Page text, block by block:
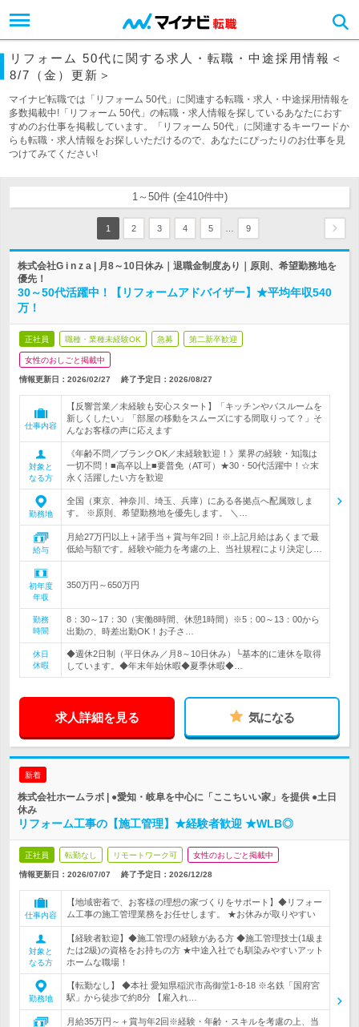
リフォーム 50代に関する求人・転職・中途採用情報＜
8/7（金）更新＞
マイナビ転職では「リフォーム 50代」に関連する転職・求人・中途採用情報を
多数掲載中!「リフォーム 50代」の転職・求人情報を探しているあなたにおす
すめのお仕事を掲載しています。「リフォーム 50代」に関連するキーワードか
らも転職・求人情報をお探しいただけるので、あなたにぴったりのお仕事を見
つけてみてください!
1～50件 (全410件中)
1 2 3 4 5 9
株式会社G i n z a | 月8～10日休み｜退職金制度あり｜原則、希望勤務地を
優先！
30～50代活躍中！【リフォームアドバイザー】★平均年収540
万！
正社員 職種・業種未経験OK 急募 第二新卒歓迎
女性のおしごと掲載中
情報更新日：2026/02/27 終了予定日： 2026/08/27
仕事内容
【反響営業／未経験も安心スタート】「キッチンやバスルームを
新しくしたい」「部屋の移動をスムーズにする間取りって？」そ
んなお客様の声に応えます
対象と
なる方
《年齢不問／ブランクOK／未経験歓迎！》業界の経験・知識は
一切不問！■高卒以上■要普免（AT可）★30・50代活躍中！☆末
永く活躍したい方を歓迎
勤務地
全国（東京、神奈川、埼玉、兵庫）にある各拠点へ配属致しま
す。 ※原則、希望勤務地を優先します。 ＼…
給与
月給27万円以上＋諸手当＋賞与年2回！※上記月給はあくまで最
低給与額です。経験や能力を考慮の上、当社規程により決定し…
初年度
年収
350万円～650万円
勤務
時間
8：30～17：30（実働8時間、休憩1時間）※5：00～13：00から
出勤の、時差出勤OK！お子さ…
休日
休暇
◆週休2日制（平日休み／月8～10日休み）└基本的に連休を取得
しています。◆年末年始休暇◆夏季休暇◆…
求人詳細を見る 気になる
新着
株式会社ホームラボ | ●愛知・岐阜を中心に「ここちいい家」を提供 ●土日
休み
リフォーム工事の【施工管理】★経験者歓迎 ★WLB◎
正社員 転勤なし リモートワーク可 女性のおしごと掲載中
情報更新日：2026/07/07 終了予定日： 2026/12/28
仕事内容
【地域密着で、お客様の理想の家づくりをサポート】◆リフォー
ム工事の施工管理業務をお任せします。 ★お休みが取りやすい
対象と
なる方
【経験者歓迎】◆施工管理の経験がある方 ◆施工管理技士(1級ま
たは2級)の資格をお持ちの方 ★中途入社でも馴染みやすいアット
ホームな職場！
勤務地
【転勤なし】 ◆本社 愛知県稲沢市高御堂1-8-18 ※名鉄「国府宮
駅」から徒歩で約8分 【雇入れ…
月給35万円～＋賞与年2回※経験・年齢・スキルを考慮の上、当